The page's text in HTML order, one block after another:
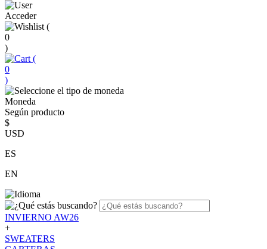
Acceder
(
0
)
(
0
)
Moneda
Según producto
$
USD
ES
EN
INVIERNO AW26
+
SWEATERS